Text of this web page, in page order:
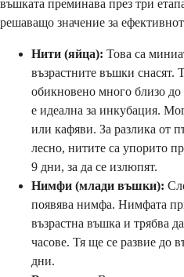
въшката преминава през три
решаващо значение за
Нити (яйца): Това са
възрастните въшки снасят.
обикновено много близо до
е идеална за инкубация.
или кафяви. За разлика от
лесно, нитите са упорито
9 дни, за да се излюпят.
Нимфи (млади въшки):
появява нимфа. Нимфата
възрастна въшка и трябва
часове. Тя ще се развие до
дни.